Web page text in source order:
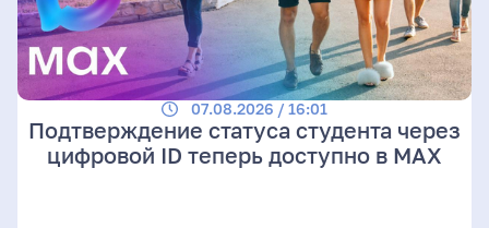
07.08.2026 / 16:01
Подтверждение статуса студента через
цифровой ID теперь доступно в МАХ